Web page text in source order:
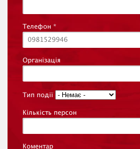
Телефон *
Організація
Тип події
Кількість персон
Коментар